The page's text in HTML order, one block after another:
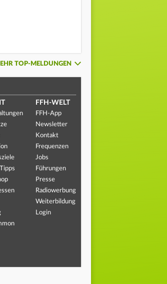
TOP-MELDUNGEN
FFH-WELT
FFH-App
Newsletter
Kontakt
Frequenzen
Jobs
Führungen
Presse
Radiowerbung
Weiterbildung
Login